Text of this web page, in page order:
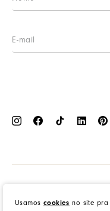
Usamos cookies no site pra
Cashback